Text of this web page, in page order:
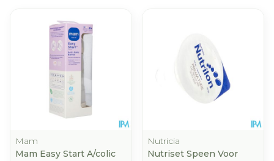
Mam
Mam Easy Start A/colic
Nutricia
Nutriset Speen Voor